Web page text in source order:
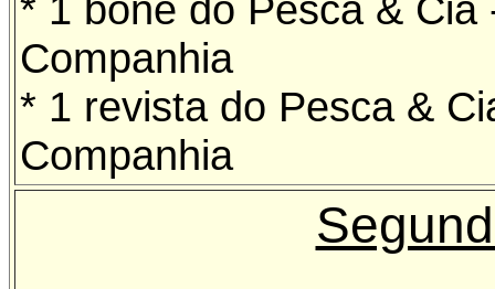
Companhia
* 1 revista do Pesca &
Companhia